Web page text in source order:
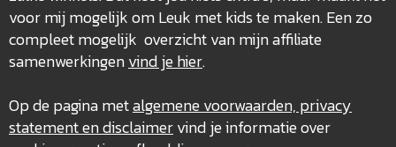
voor mij mogelijk om Leuk met kids te maken. Een zo
compleet mogelijk overzicht van mijn affiliate
samenwerkingenvind je hier.
Op de pagina metalgemene voorwaarden, privacy
statement en disclaimervind je informatie over